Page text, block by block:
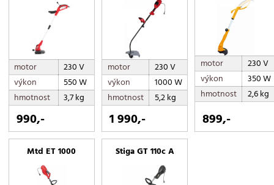
motor
230 V
výkon
550 W
hmotnost
3,7 kg
990,-
motor
230 V
výkon
1000 W
hmotnost
5,2 kg
1 990,-
motor
230 V
výkon
350 W
hmotnost
2,6 kg
899,-
Mtd ET 1000 Stiga GT 110c A